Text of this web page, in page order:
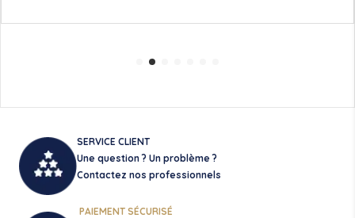
SERVICE CLIENT
Une question ? Un problème ?
Contactez nos professionnels
PAIEMENT SÉCURISÉ